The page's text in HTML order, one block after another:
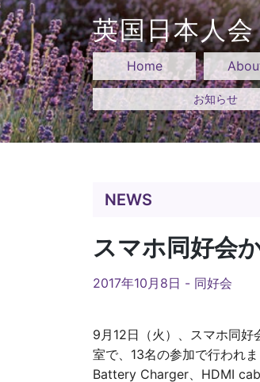
Skip
to
content
英国日本人
Home
お知らせ
NEWS
スマホ同好会
2017年10月8日 - 同好会
9月12日（火）、スマホ同
室で、13名の参加で行われ
Battery Charger、HDMI